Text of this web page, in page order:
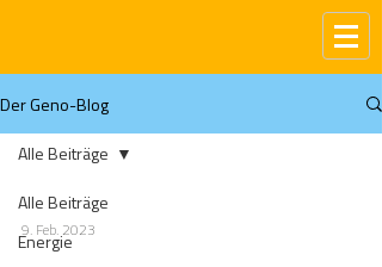
Der Geno-Blog
Alle Beiträge
Energie
Alle Beiträge
9. Feb. 2023